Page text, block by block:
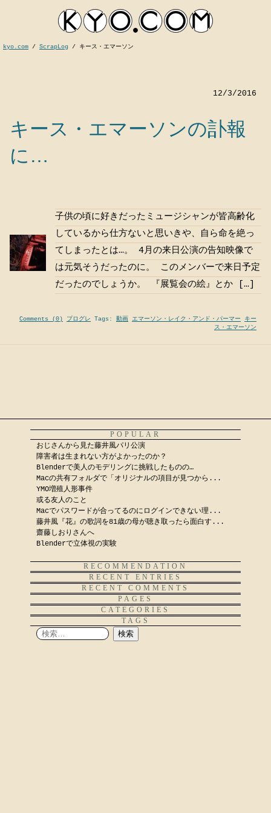
kyo.com / ScrapLog / キース・エマーソン
12/3/2016
キース・エマーソンの訃報
に…
子供の頃に好きだったミュージシャンが皆高齢化
しているから仕方ないと思いきや、自ら命を絶っ
てしまったとは…。 4月の来日公演の告知映像で
は元気そうだったのに。 このメンバーで来日予定
だったのでしょうか。 『展覧会の絵』とか […]
Comments (0) プログレ Tags: 動画 エマーソン・レイク・アンド・パーマー
キー
ス・エマーソン
POPULAR
おじさんから見た藤井風パリ公演
障害者は生まれない方がよかったのか？
Blenderで美人のモデリングに挑戦したものの…
Macの共有フォルダで「オリジナルの項目が見つから...
YMO増殖人形事件
或る友人のこと
Macでパスワードが合ってるのにログインできない理...
藤井風『花』の歌詞を81歳の母が聴き取ったら面白す...
齋藤しおりさんへ
Blenderで立体視の実験
RECOMMENDATION
RECENT ENTRIES
RECENT COMMENTS
PAGES
CATEGORIES
TAGS